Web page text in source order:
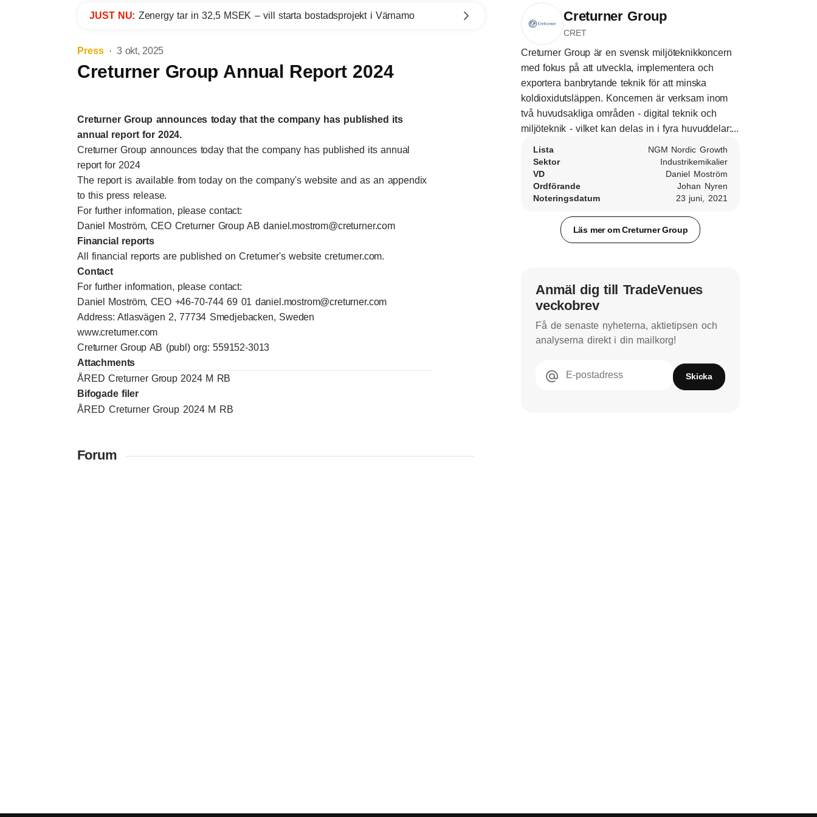
JUST NU: Zenergy tar in 32,5 MSEK – vill starta bostadsprojekt i Värnamo
Press 3 okt, 2025
Creturner Group Annual Report 2024
Creturner Group announces today that the company has published its
annual report for 2024.
Creturner Group announces today that the company has published its annual
report for 2024
The report is available from today on the company's website and as an appendix
to this press release.
For further information, please contact:
Daniel Moström, CEO Creturner Group AB daniel.mostrom@creturner.com
Financial reports
All financial reports are published on Creturner's website creturner.com.
Contact
For further information, please contact:
Daniel Moström, CEO +46-70-744 69 01 daniel.mostrom@creturner.com
Address: Atlasvägen 2, 77734 Smedjebacken, Sweden
www.creturner.com
Creturner Group AB (publ) org: 559152-3013
Attachments
ÅRED Creturner Group 2024 M RB
Bifogade filer
ÅRED Creturner Group 2024 M RB
Forum
Creturner Group
CRET
Creturner Group är en svensk miljöteknikkoncern
med fokus på att utveckla, implementera och
exportera banbrytande teknik för att minska
koldioxidutsläppen. Koncernen är verksam inom
två huvudsakliga områden - digital teknik och
miljöteknik - vilket kan delas in i fyra huvuddelar:...
Lista
NGM Nordic Growth
Sektor
Industrikemikalier
VD
Daniel Moström
Ordförande
Johan Nyren
Noteringsdatum
23 juni, 2021
Läs mer om Creturner Group
Anmäl dig till TradeVenues
veckobrev
Få de senaste nyheterna, aktietipsen och
analyserna direkt i din mailkorg!
E-postadress Skicka